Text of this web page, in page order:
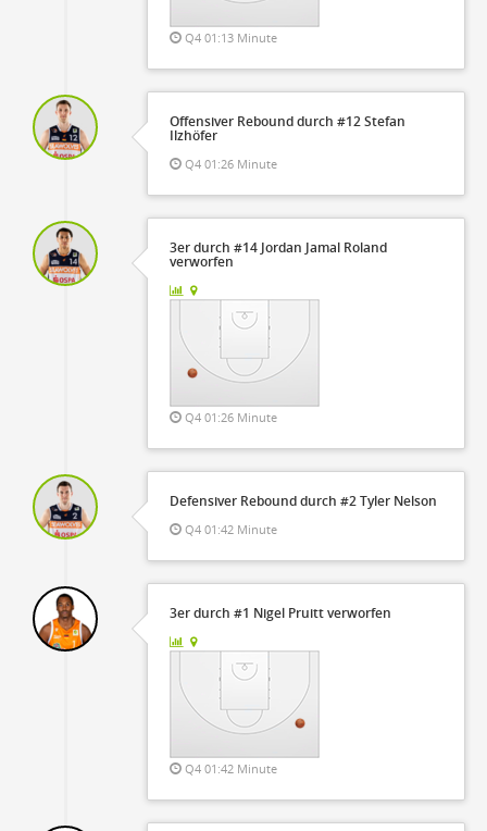
Q4 01:13 Minute
Offensiver Rebound durch #12 Stefan
Ilzhöfer
Q4 01:26 Minute
3er durch #14 Jordan Jamal Roland
verworfen
Q4 01:26 Minute
Defensiver Rebound durch #2 Tyler Nelson
Q4 01:42 Minute
3er durch #1 Nigel Pruitt verworfen
Q4 01:42 Minute